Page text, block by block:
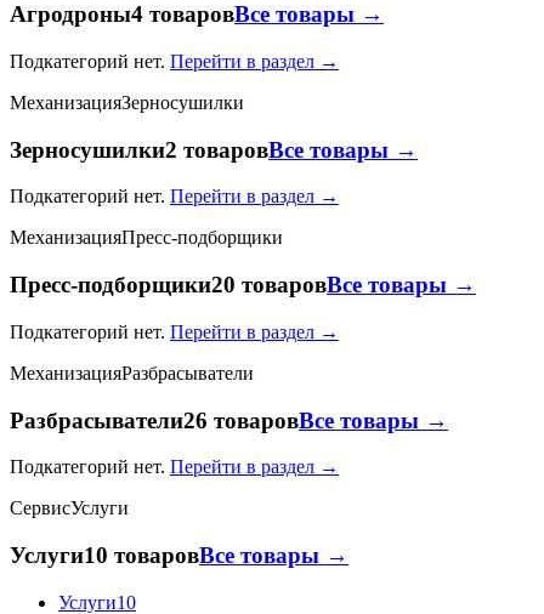
Агродроны4 товаровВсе товары →
Подкатегорий нет. Перейти в раздел →
МеханизацияЗерносушилки
Зерносушилки2 товаровВсе товары →
Подкатегорий нет. Перейти в раздел →
МеханизацияПресс-подборщики
Пресс-подборщики20 товаровВсе товары →
Подкатегорий нет. Перейти в раздел →
МеханизацияРазбрасыватели
Разбрасыватели26 товаровВсе товары →
Подкатегорий нет. Перейти в раздел →
СервисУслуги
Услуги10 товаровВсе товары →
Услуги10